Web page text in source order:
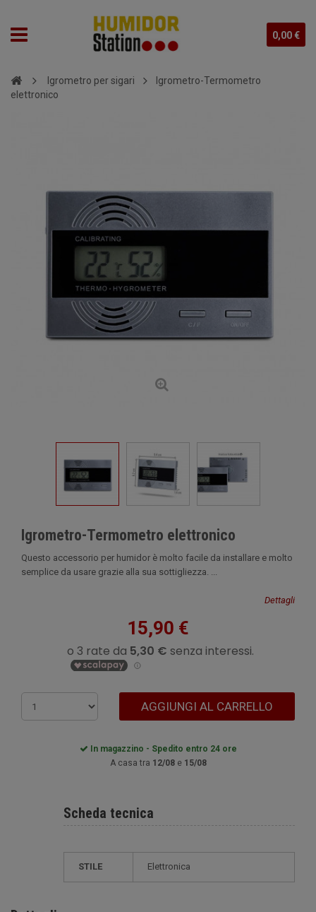
0,00 €
Igrometro per sigari
Igrometro-Termometro
elettronico
Igrometro-Termometro elettronico
Questo accessorio per humidor è molto facile da installare e molto
semplice da usare grazie alla sua sottigliezza. ...
Dettagli
15,90 €
AGGIUNGI AL CARRELLO
In magazzino - Spedito entro 24 ore
A casa tra 12/08e 15/08
Scheda tecnica
STILE elettronica